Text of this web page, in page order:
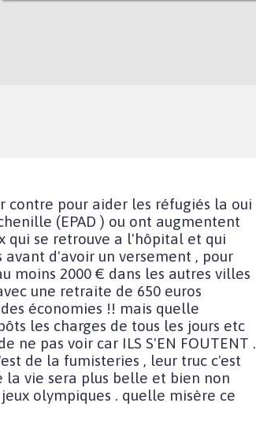
contre pour aider les réfugiés la oui
(EPAD ) ou ont augmentent
qui se retrouve a l'hôpital et qui
d'avoir un versement , pour
moins 2000 € dans les autres villes
une retraite de 650 euros
économies !! mais quelle
les charges de tous les jours etc
pas voir car ILS S'EN FOUTENT .
de la fumisteries , leur truc c'est
la vie sera plus belle et bien non
olympiques . quelle misère ce